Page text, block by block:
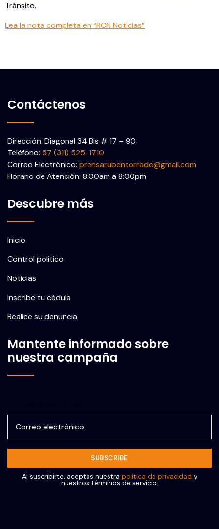
Tránsito.
Lea la nota completa en “RCN Noticias”
Contáctenos
Dirección: Diagonal 34 Bis # 17 – 90
Teléfono: 57 (311) 525-1710
Correo Electrónico: prensarubentorrado@gmail.com
Horario de Atención: 8:00am a 8:00pm
Descubre más
Inicio
Control político
Noticias
Inscribe tu cédula
Realice su denuncia
Mantente informado sobre
nuestra campaña
Al suscribirte, aceptas nuestra política de privacidad y
nuestros términos de servicio.